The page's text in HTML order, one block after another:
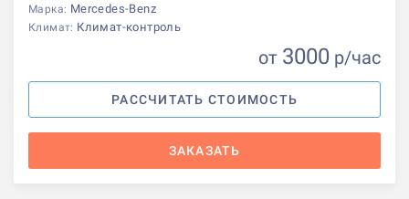
Марка: Mercedes-Benz
Климат: Климат-контроль
от 3000 р/час
РАССЧИТАТЬ СТОИМОСТЬ
ЗАКАЗАТЬ